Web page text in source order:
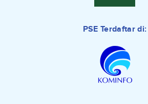
PSE Terdaftar di: